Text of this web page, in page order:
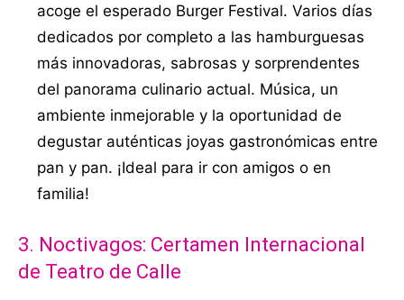
acoge el esperado Burger Festival. Varios días
dedicados por completo a las hamburguesas
más innovadoras, sabrosas y sorprendentes
del panorama culinario actual. Música, un
ambiente inmejorable y la oportunidad de
degustar auténticas joyas gastronómicas entre
pan y pan. ¡Ideal para ir con amigos o en
familia!
3. Noctivagos: Certamen Internacional
de Teatro de Calle